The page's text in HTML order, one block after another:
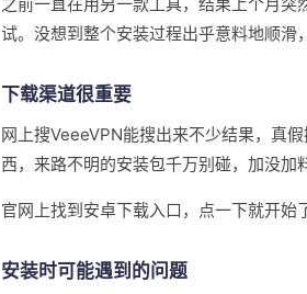
试。没想到整个安装过程出乎意料地顺滑
下载渠道很重要
网上搜VeeeVPN能搜出来不少结果，真
西，来路不明的安装包千万别碰，加没加
官网上找到安卓下载入口，点一下就开始
安装时可能遇到的问题